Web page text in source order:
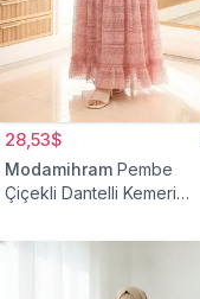
28,53$
Modamihram Pembe
Çiçekli Dantelli Kemeri